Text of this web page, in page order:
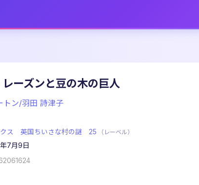
ーズンと豆の木の巨人
トン/羽田 詩津子
クス 英国ちいさな村の謎 25 （レーベル）
7月9日